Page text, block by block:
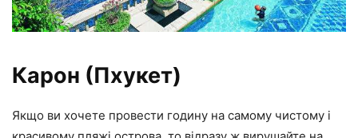
Карон (Пхукет)
Якщо ви хочете провести годину на самому чистому і